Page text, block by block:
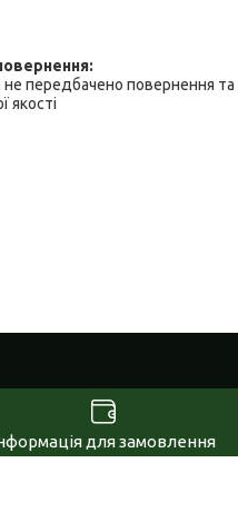
передбачено повернення та
якості
для замовлення